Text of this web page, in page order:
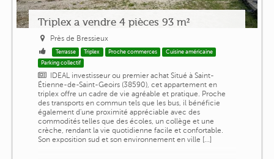
Triplex a vendre 4 pièces 93 m²
Près de Bressieux
Terrasse Triplex Proche commerces
Cuisine américaine
Parking collectif
IDEAL investisseur ou premier achat Situé à Saint-
Étienne-de-Saint-Geoirs (38590), cet appartement en
triplex offre un cadre de vie agréable et pratique. Proche
des transports en commun tels que les bus, il bénéficie
également d'une proximité appréciable avec des
commodités telles que des écoles, un collège et une
crèche, rendant la vie quotidienne facile et confortable.
Son exposition sud et son environnement en ville [...]